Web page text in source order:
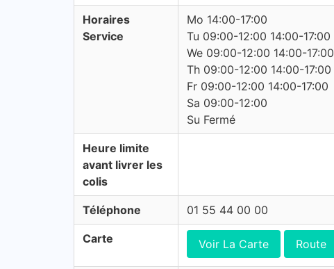
Horaires
Service
Mo 14:00-17:00
Tu 09:00-12:00 14:00-17:00
We 09:00-12:00 14:00-17:00
Th 09:00-12:00 14:00-17:00
Fr 09:00-12:00 14:00-17:00
Sa 09:00-12:00
Su Fermé
Heure limite
avant livrer les
colis
Téléphone 01 55 44 00 00
Carte Voir La Carte Route